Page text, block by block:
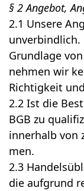
§ 2 Angebot,
2.1 Unsere
Grundlage
nehmen wir
Richtigkeit
2.2 Ist die
BGB zu
innerhalb von
men.
2.3
die aufgrund